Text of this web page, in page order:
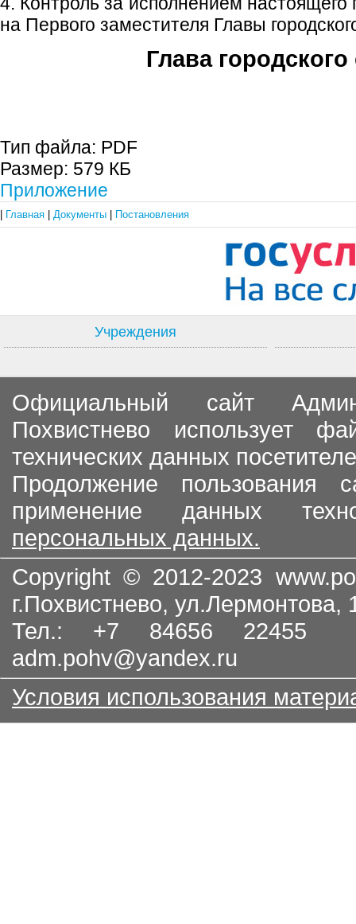
на Первого заместителя Главы
Глава городского
Тип файла: PDF
Размер: 579 КБ
Приложение
Главная Документы Постановления
Учреждения
Официальный сайт
Похвистнево использует
технических данных
Продолжение пользования
применение данных
персональных данных.
Copyright © 2012-2023
г.Похвистнево, ул.Лермонтова,
Тел.: +7 84656
adm.pohv@yandex.ru
Условия использования